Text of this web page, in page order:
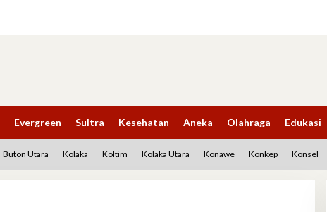
Evergreen Sultra Kesehatan Aneka Olahraga Edukasi
Buton Utara Kolaka Koltim Kolaka Utara Konawe Konkep Konsel